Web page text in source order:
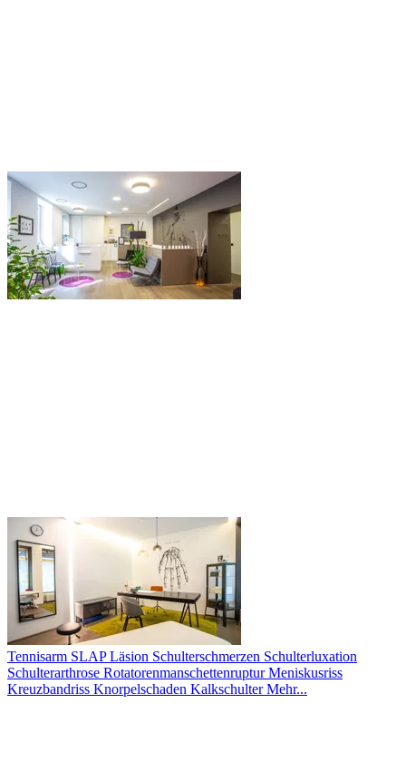
Tennisarm SLAP Läsion Schulterschmerzen Schulterluxation
Schulterarthrose RotatorenmanschettenrupturMeniskusriss
Kreuzbandriss Knorpelschaden KalkschulterMehr...